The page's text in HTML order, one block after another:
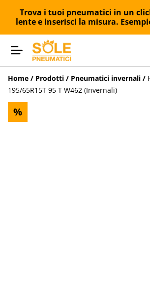
Trova i tuoi pneumatici in un
lente e inserisci la misura.
Home / Prodotti / Pneumatici invernali /
195/65R15T 95 T W462 (Invernali)
%